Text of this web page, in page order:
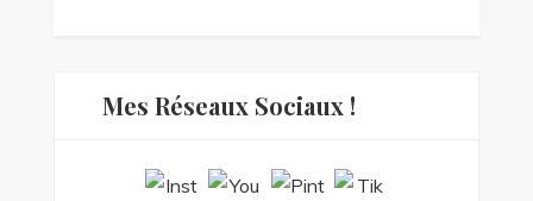
Mes Réseaux Sociaux !